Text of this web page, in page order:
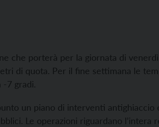
che porterà per la giornata di
di quota. Per il fine settimana le
-7 gradi.
un piano di interventi antighiaccio
Le operazioni riguardano l’intera